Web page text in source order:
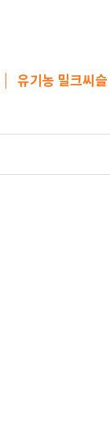
유기농 밀크씨슬